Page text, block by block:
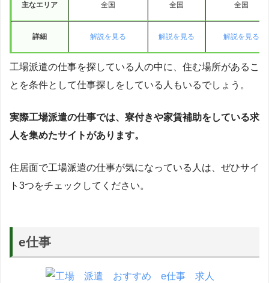
主なエリア 全国 全国 全国
詳細 解説を見る 解説を見る 解説を見る
工場派遣の仕事を探している人の中に、住む場所があるこ
とを条件として仕事探しをしている人もいるでしょう。
実際工場派遣の仕事では、寮付きや家賃補助をしている求
人を集めたサイトがあります。
住居面で工場派遣の仕事が気になっている人は、ぜひサイ
ト3つをチェックしてください。
e仕事